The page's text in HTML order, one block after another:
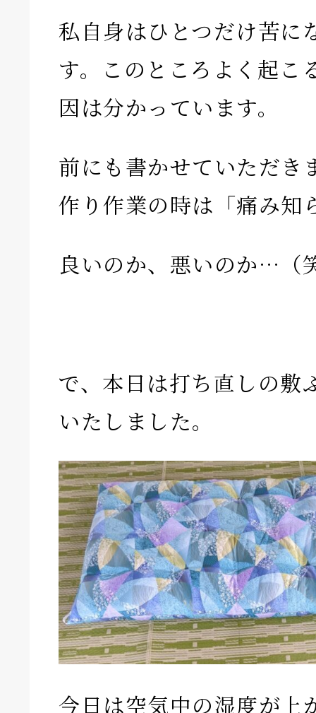
私自身はひとつだけ苦に
す。このところよく起こ
因は分かっています。
前にも書かせていただき
作り作業の時は「痛み知
良いのか、悪いのか…（
で、本日は打ち直しの敷
いたしました。
今日は空気中の湿度が上